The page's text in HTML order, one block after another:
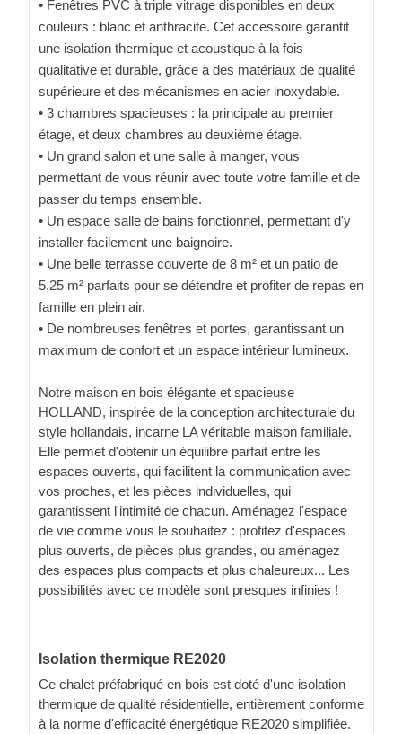
• Fenêtres PVC à triple vitrage disponibles en deux
couleurs : blanc et anthracite. Cet accessoire garantit
une isolation thermique et acoustique à la fois
qualitative et durable, grâce à des matériaux de qualité
supérieure et des mécanismes en acier inoxydable.
• 3 chambres spacieuses : la principale au premier
étage, et deux chambres au deuxième étage.
• Un grand salon et une salle à manger, vous
permettant de vous réunir avec toute votre famille et de
passer du temps ensemble.
• Un espace salle de bains fonctionnel, permettant d'y
installer facilement une baignoire.
• Une belle terrasse couverte de 8 m² et un patio de
5,25 m² parfaits pour se détendre et profiter de repas en
famille en plein air.
• De nombreuses fenêtres et portes, garantissant un
maximum de confort et un espace intérieur lumineux.
Notre maison en bois élégante et spacieuse
HOLLAND, inspirée de la conception architecturale du
style hollandais, incarne LA véritable maison familiale.
Elle permet d'obtenir un équilibre parfait entre les
espaces ouverts, qui facilitent la communication avec
vos proches, et les pièces individuelles, qui
garantissent l'intimité de chacun. Aménagez l'espace
de vie comme vous le souhaitez : profitez d'espaces
plus ouverts, de pièces plus grandes, ou aménagez
des espaces plus compacts et plus chaleureux... Les
possibilités avec ce modèle sont presques infinies !
Isolation thermique RE2020
Ce chalet préfabriqué en bois est doté d'une isolation
thermique de qualité résidentielle, entièrement conforme
à la norme d'efficacité énergétique RE2020 simplifiée.